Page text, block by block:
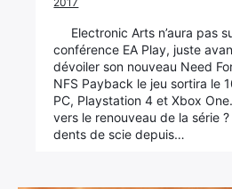
Electronic Arts n’aura pas
conférence EA Play, juste
dévoiler son nouveau Need
NFS Payback le jeu sortira le
PC, Playstation 4 et Xbox
vers le renouveau de la série
dents de scie depuis…